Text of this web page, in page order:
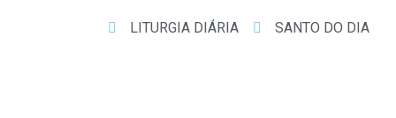
LITURGIA DIÁRIA SANTO DO DIA